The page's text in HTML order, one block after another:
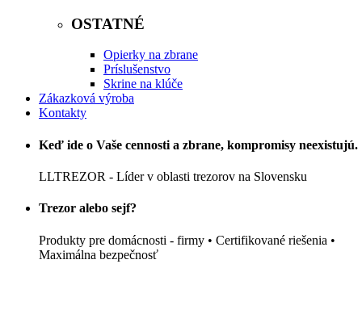
OSTATNÉ
Opierky na zbrane
Príslušenstvo
Skrine na klúče
Zákazková výroba
Kontakty
Keď ide o Vaše cennosti a zbrane, kompromisy neexistujú.
LLTREZOR - Líder v oblasti trezorov na Slovensku
Trezor alebo sejf?
Produkty pre domácnosti - firmy • Certifikované riešenia •
Maximálna bezpečnosť